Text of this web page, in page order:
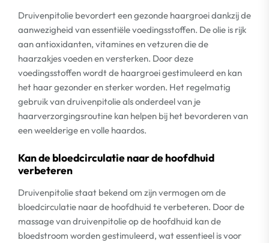
Druivenpitolie bevordert een gezonde haargroei dankzij de
aanwezigheid van essentiële voedingsstoffen. De olie is rijk
aan antioxidanten, vitamines en vetzuren die de
haarzakjes voeden en versterken. Door deze
voedingsstoffen wordt de haargroei gestimuleerd en kan
het haar gezonder en sterker worden. Het regelmatig
gebruik van druivenpitolie als onderdeel van je
haarverzorgingsroutine kan helpen bij het bevorderen van
een weelderige en volle haardos.
Kan de bloedcirculatie naar de hoofdhuid
verbeteren
Druivenpitolie staat bekend om zijn vermogen om de
bloedcirculatie naar de hoofdhuid te verbeteren. Door de
massage van druivenpitolie op de hoofdhuid kan de
bloedstroom worden gestimuleerd, wat essentieel is voor